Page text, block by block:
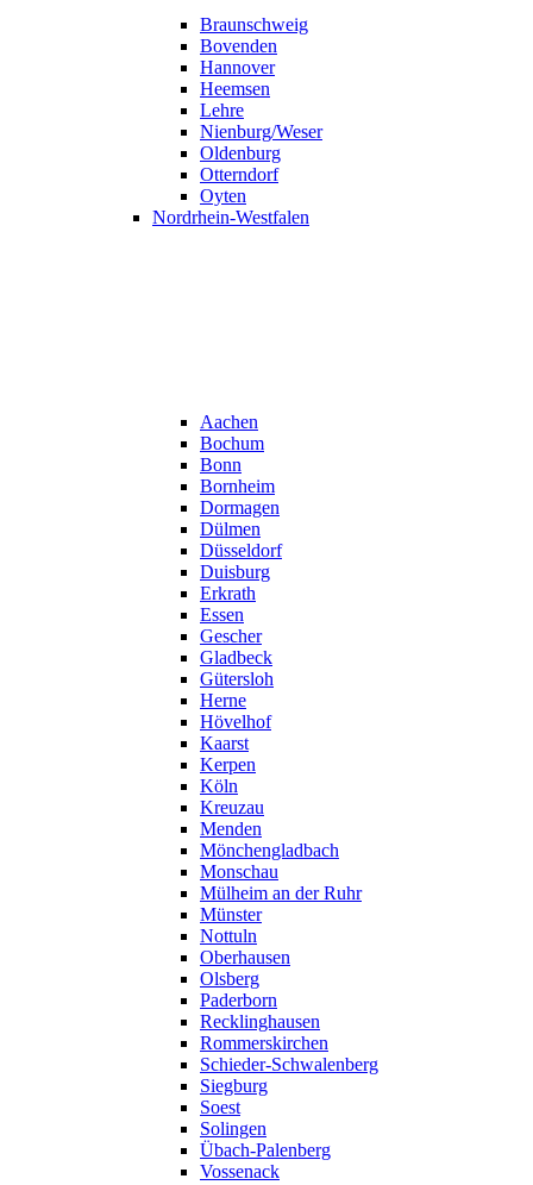
Braunschweig
Bovenden
Hannover
Heemsen
Lehre
Nienburg/Weser
Oldenburg
Otterndorf
Oyten
Nordrhein-Westfalen
Aachen
Bochum
Bonn
Bornheim
Dormagen
Dülmen
Düsseldorf
Duisburg
Erkrath
Essen
Gescher
Gladbeck
Gütersloh
Herne
Hövelhof
Kaarst
Kerpen
Köln
Kreuzau
Menden
Mönchengladbach
Monschau
Mülheim an der Ruhr
Münster
Nottuln
Oberhausen
Olsberg
Paderborn
Recklinghausen
Rommerskirchen
Schieder-Schwalenberg
Siegburg
Soest
Solingen
Übach-Palenberg
Vossenack